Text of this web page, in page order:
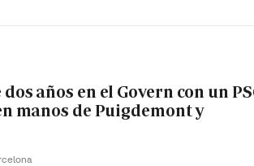
años en el Govern con un
manos de Puigdemont y